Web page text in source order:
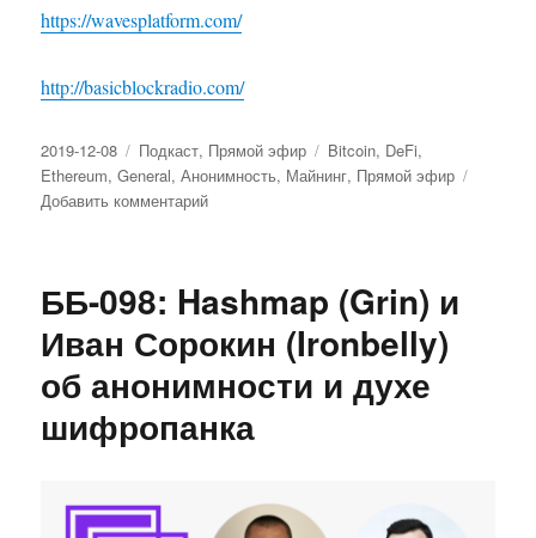
https://wavesplatform.com/
http://basicblockradio.com/
Опубликовано
2019-12-08 Рубрики
Подкаст, Прямой эфир Метки
Bitcoin, DeFi,
Ethereum,General,Анонимность, Майнинг, Прямой эфир
Добавить комментарий
стрим
ББ-098: Hashmap (Grin) и
Иван Сорокин (Ironbelly)
об анонимности и духе
шифропанка